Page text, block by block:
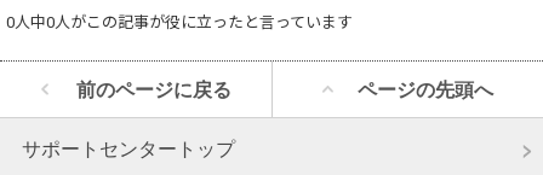
0人中0人がこの記事が役に立ったと言っています
前のページに戻る ページの先頭へ
サポートセンタートップ